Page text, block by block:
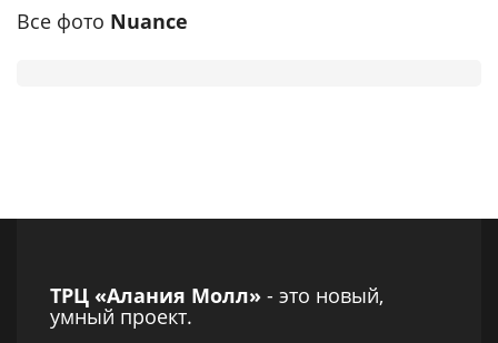
Все фото Nuance
ТРЦ «Алания Молл» - это новый,
умный проект.